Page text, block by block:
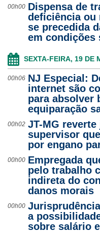
00h00 Dispensa de
deficiência ou
se precedida
em condições
SEXTA-FEIRA, 19 DE
00h06 NJ Especial:
internet são
para absolver
equiparação
00h02 JT-MG
supervisor
por engano
00h00 Empregada
pelo trabalho
indireta do
danos morais
00h00
a
sobre salário